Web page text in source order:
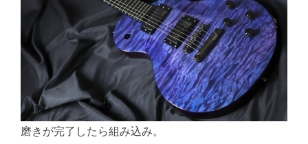
磨きが完了したら組み込み。